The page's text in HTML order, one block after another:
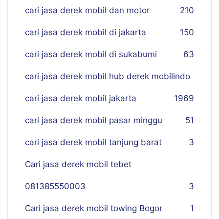
cari jasa derek mobil dan motor 210
cari jasa derek mobil di jakarta 150
cari jasa derek mobil di sukabumi 63
cari jasa derek mobil hub derek mobilindo
69
cari jasa derek mobil jakarta 19
cari jasa derek mobil pasar minggu 51
cari jasa derek mobil tanjung barat 3
Cari jasa derek mobil tebet
081385550003 3
Cari jasa derek mobil towing Bogor 1